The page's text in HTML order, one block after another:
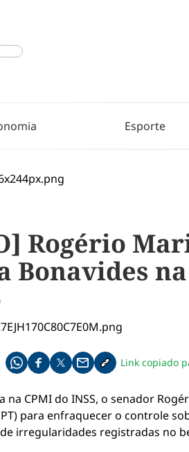
Esporte
Rogério
Bonavides
Compartilhe pelo whatsapp
Compartilhar no facebook
Compartilhar no twitter
Compartilhe pelo email
Copiar link da
Link copiado
na CPMI do INSS, o senador
para enfraquecer o controle
irregularidades registradas no